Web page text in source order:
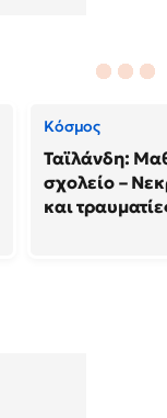
Κόσμος
Ταϊλάνδη:
σχολείο –
και